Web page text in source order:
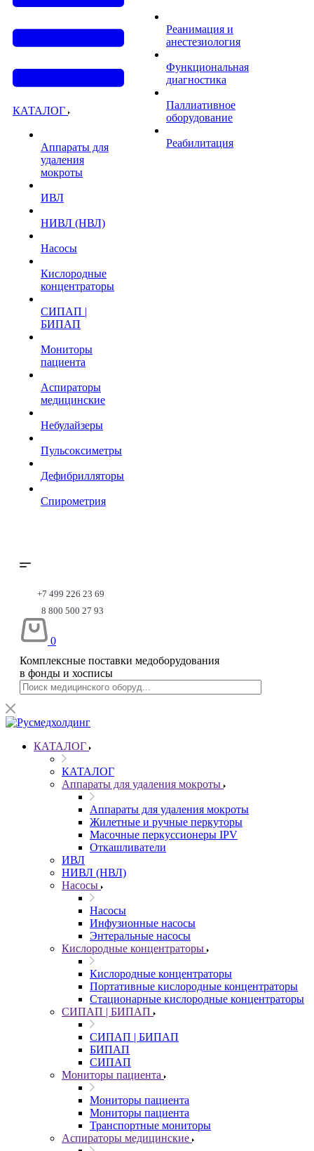
КАТАЛОГ
Аппараты для
удаления
мокроты
ИВЛ
НИВЛ (НВЛ)
Насосы
Кислородные
концентраторы
СИПАП |
БИПАП
Мониторы
пациента
Аспираторы
медицинские
Небулайзеры
Пульсоксиметры
Дефибрилляторы
Спирометрия
Реанимация и
анестезиология
Функциональная
диагностика
Паллиативное
оборудование
Реабилитация
+7 499 226 23 69
8 800 500 27 93
0
Комплексные поставки медоборудования
в фонды и хосписы
КАТАЛОГ
КАТАЛОГ
Аппараты для удаления мокроты
Аппараты для удаления мокроты
Жилетные и ручные перкуторы
Масочные перкуссионеры IPV
Откашливатели
ИВЛ
НИВЛ (НВЛ)
Насосы
Насосы
Инфузионные насосы
Энтеральные насосы
Кислородные концентраторы
Кислородные концентраторы
Портативные кислородные концентраторы
Стационарные кислородные концентраторы
СИПАП | БИПАП
СИПАП | БИПАП
БИПАП
СИПАП
Мониторы пациента
Мониторы пациента
Мониторы пациента
Транспортные мониторы
Аспираторы медицинские